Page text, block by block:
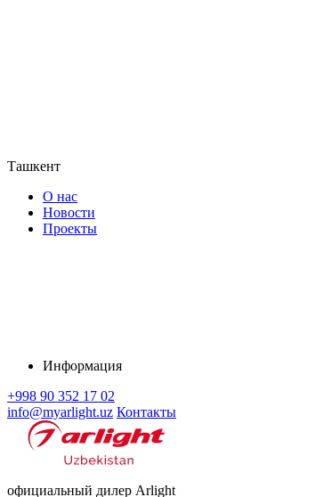
Ташкент
О нас
Новости
Проекты
Информация
+998 90 352 17 02
info@myarlight.uz Контакты
официальный дилер Arlight